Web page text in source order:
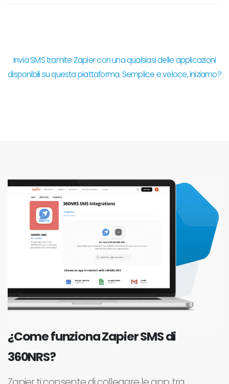
Invia SMS tramite Zapier con una qualsiasi delle applicazioni
disponibili su questa piattaforma. Semplice e veloce, iniziamo?
¿Come funziona Zapier SMS di
360NRS?